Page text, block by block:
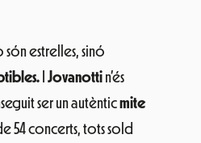
són estrelles, sinó
I Jovanotti n’és
ser un autènticmite
54 concerts, tots sold